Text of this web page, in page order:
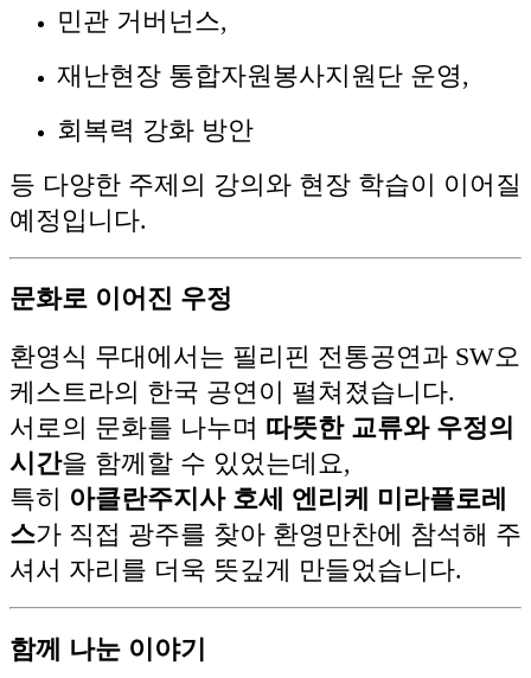
민관 거버넌스,
재난현장 통합자원봉사지원단 운영,
회복력 강화 방안
등 다양한 주제의 강의와 현장 학습이 이어질
예정입니다.
문화로 이어진 우정
환영식 무대에서는 필리핀 전통공연과 SW오
케스트라의 한국 공연이 펼쳐졌습니다.
서로의 문화를 나누며 따뜻한 교류와 우정의
시간을 함께할 수 있었는데요,
특히 아클란주지사 호세 엔리케 미라플로레
스가 직접 광주를 찾아 환영만찬에 참석해 주
셔서 자리를 더욱 뜻깊게 만들었습니다.
함께 나눈 이야기